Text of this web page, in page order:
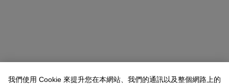
我們使用 Cookie 來提升您在本網站、我們的通訊以及整個網路上的